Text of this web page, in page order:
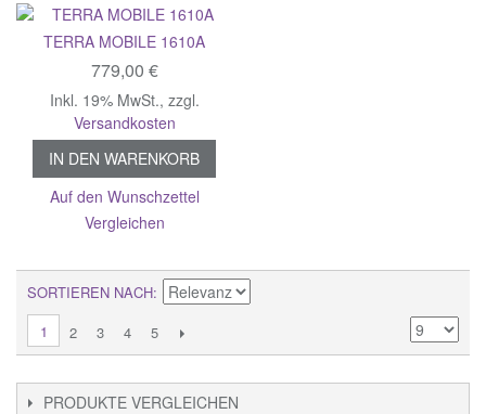
TERRA MOBILE 1610A
779,00 €
Inkl. 19% MwSt., zzgl.
Versandkosten
IN DEN WARENKORB
Auf den Wunschzettel
Vergleichen
SORTIEREN NACH
1
2 3 4 5
PRODUKTE VERGLEICHEN